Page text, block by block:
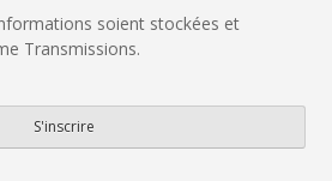
soient stockées et
Transmissions.
S'inscrire